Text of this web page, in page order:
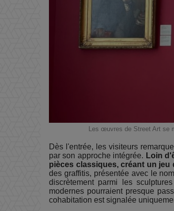
Les œuvres de Street Art se
Dès l'entrée, les visiteurs
par son approche intégrée. Loin
pièces classiques, créant un jeu
des graffitis, présentée avec le
discrètement parmi les
modernes pourraient presque
cohabitation est signalée